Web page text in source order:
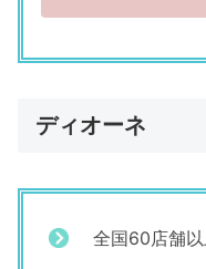
ディオーネ
全国60店舗